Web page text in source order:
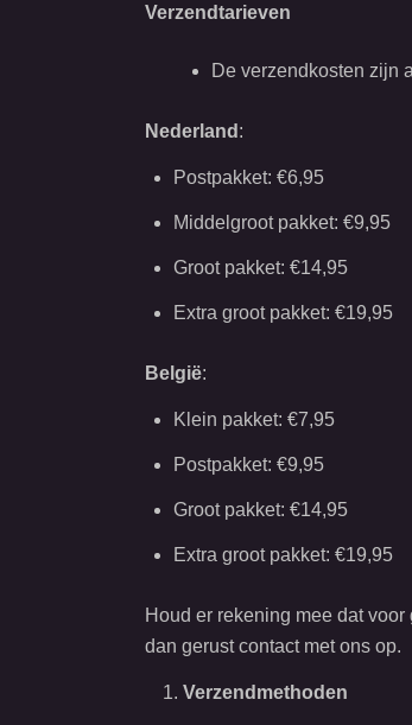
Verzendtarieven
De verzendkosten zijn
Nederland :
Postpakket: €6,95
Middelgroot pakket: €9,95
Groot pakket: €14,95
Extra groot pakket: €19,95
België:
Klein pakket: €7,95
Postpakket: €9,95
Groot pakket: €14,95
Extra groot pakket: €19,95
Houd er rekening mee dat
dan gerust contact met ons op.
Verzendmethoden